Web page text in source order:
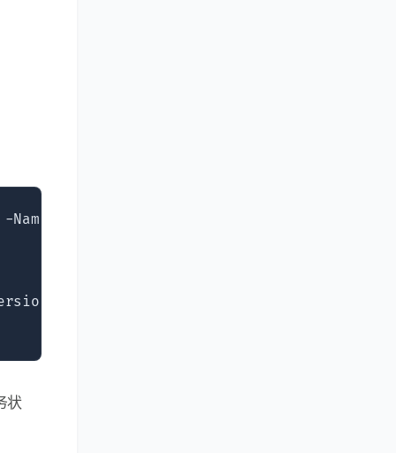
"fDenyTSConnections" -Value 0
状